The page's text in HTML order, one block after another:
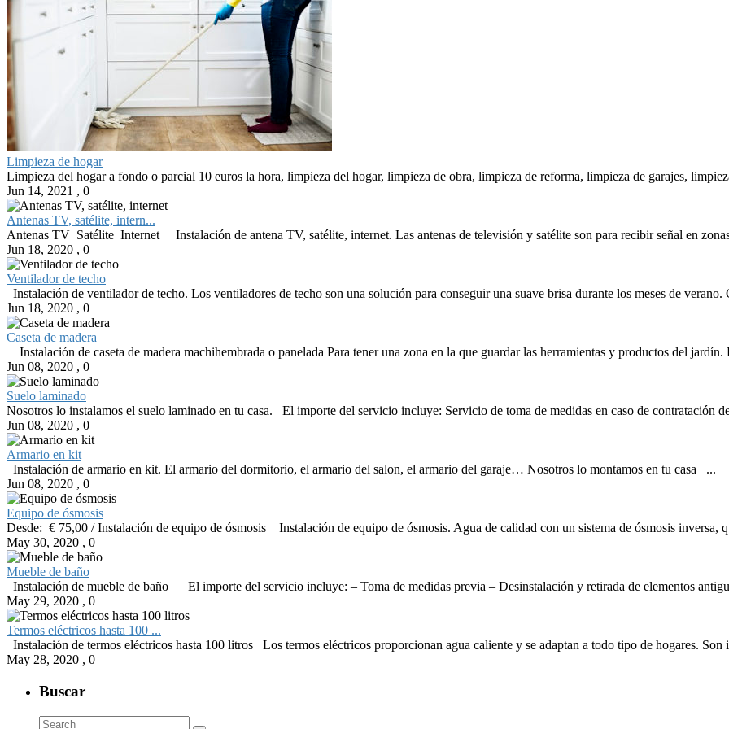
Limpieza de hogar
Limpieza del hogar a fondo o parcial 10 euros la hora, limpieza del hogar, limpieza de obra, limpieza de reforma, limpieza de garajes,
Jun 14, 2021 , 0
Antenas TV, satélite, intern...
Antenas TV Satélite Internet Instalación de antena TV, satélite, internet. Las antenas de televisión y satélite son para recibir señal en
Jun 18, 2020 , 0
Ventilador de techo
Instalación de ventilador de techo. Los ventiladores de techo son una solución para conseguir una suave brisa durante los meses de verano.
Jun 18, 2020 , 0
Caseta de madera
Instalación de caseta de madera machihembrada o panelada Para tener una zona en la que guardar las herramientas y productos del jardín.
Jun 08, 2020 , 0
Suelo laminado
Nosotros lo instalamos el suelo laminado en tu casa. El importe del servicio incluye: Servicio de toma de medidas en caso de contratación
Jun 08, 2020 , 0
Armario en kit
Instalación de armario en kit. El armario del dormitorio, el armario del salon, el armario del garaje… Nosotros lo montamos en tu casa ...
Jun 08, 2020 , 0
Equipo de ósmosis
Desde: € 75,00 / Instalación de equipo de ósmosis Instalación de equipo de ósmosis. Agua de calidad con un sistema de ósmosis inversa,
May 30, 2020 , 0
Mueble de baño
Instalación de mueble de baño El importe del servicio incluye: – Toma de medidas previa – Desinstalación y retirada de elementos
May 29, 2020 , 0
Termos eléctricos hasta 100 ...
Instalación de termos eléctricos hasta 100 litros Los termos eléctricos proporcionan agua caliente y se adaptan a todo tipo de hogares. Son
May 28, 2020 , 0
Buscar